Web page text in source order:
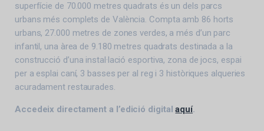
superfície de 70.000 metres quadrats és un dels parcs
urbans més complets de València. Compta amb 86 horts
urbans, 27.000 metres de zones verdes, a més d’un parc
infantil, una àrea de 9.180 metres quadrats destinada a la
construcció d’una instal·lació esportiva, zona de jocs, espai
per a esplai caní, 3 basses per al reg i 3 històriques alqueries
acuradament restaurades.
Accedeix directament a l’edició digitalaquí.